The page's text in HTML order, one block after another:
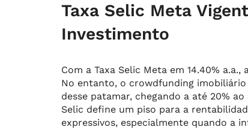
Taxa Selic Meta
Investimento
Com a Taxa Selic Meta em 14.40%
No entanto, o crowdfunding
desse patamar, chegando a até 20%
Selic define um piso para a
expressivos, especialmente quando a